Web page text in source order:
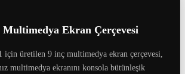
Ekran Çerçevesi
için üretilen 9 inç multimedya ekran çerçevesi,
multimedya ekranını konsola bütünleşik